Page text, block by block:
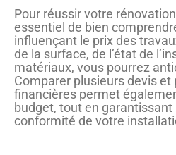
Pour réussir votre
essentiel de bien
influençant le prix des
de la surface, de l’état de
matériaux, vous pourrez
Comparer plusieurs devis
financières permet
budget, tout en garantissant
conformité de votre